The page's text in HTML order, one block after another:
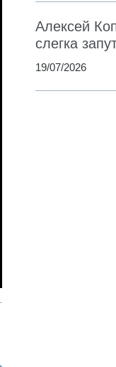
Алексей
слегка
19/07/2026